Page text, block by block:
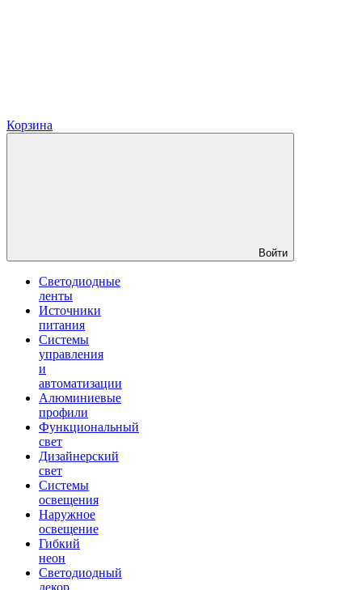
Корзина
Войти
Светодиодные
ленты
Источники
питания
Системы
управления
и
автоматизации
Алюминиевые
профили
Функциональный
свет
Дизайнерский
свет
Системы
освещения
Наружное
освещение
Гибкий
неон
Светодиодный
декор